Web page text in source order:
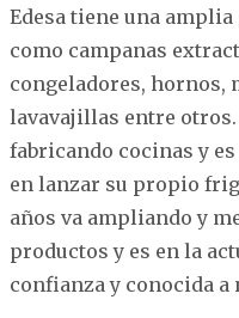
Edesa tiene una
como campanas
congeladores, hornos,
lavavajillas entre otros.
fabricando cocinas y
en lanzar su propio
años va ampliando y
productos y es en la
confianza y conocida